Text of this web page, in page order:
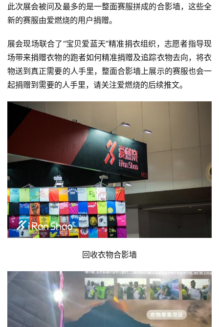
比
赛
观
备
训
练
视
用
选
集
此次展会被问及最多的是一整面赛服拼成的合影墙，这些全
新的赛服由爱燃烧的用户捐赠。
展会现场联合了“宝贝爱蓝天”精准捐衣组织，志愿者指导现
场带来捐赠衣物的跑者如何精准捐赠及追踪衣物去向，将衣
物送到真正需要的人手里，整面合影墙上展示的赛服也会一
起捐赠到需要的人手里，请关注爱燃烧的后续推文。
回收衣物合影墙